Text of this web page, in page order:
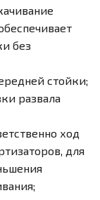
без
стойки;
развала
ход
для